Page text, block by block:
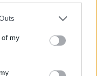
of my
. Wyszło dwa .
mięśni, ale
. Po prostu